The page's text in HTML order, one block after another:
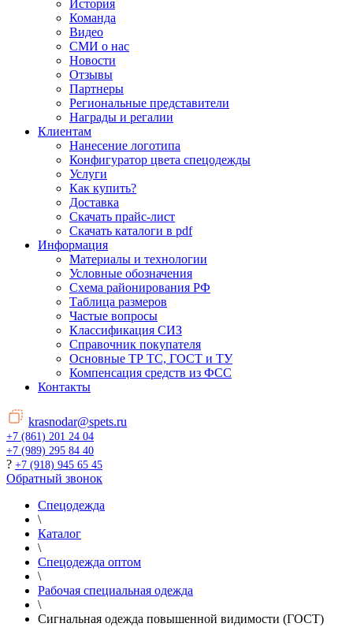
История
Команда
Видео
СМИ о нас
Новости
Отзывы
Партнеры
Региональные представители
Награды и регалии
Клиентам
Нанесение логотипа
Конфигуратор цвета спецодежды
Услуги
Как купить?
Доставка
Скачать прайс-лист
Скачать каталоги в pdf
Информация
Материалы и технологии
Условные обозначения
Схема районирования РФ
Таблица размеров
Частые вопросы
Классификация СИЗ
Справочник покупателя
Основные ТР ТС, ГОСТ и ТУ
Компенсация средств из ФСС
Контакты
krasnodar@spets.ru
+7 (861) 201 24 04
+7 (989) 295 84 40
? +7 (918) 945 65 45
Обратный звонок
Спецодежда
\
Каталог
\
Спецодежда оптом
\
Рабочая специальная одежда
\
Сигнальная одежда повышенной видимости (ГОСТ)